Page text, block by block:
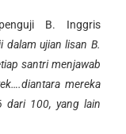
B. Inggris
dalam ujian lisan B.
santri menjawab
mereka
dari 100, yang lain